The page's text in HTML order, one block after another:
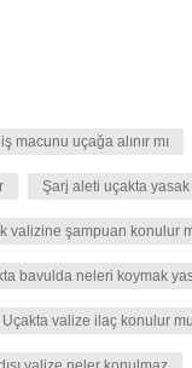
macunu uçağa alınır mı
Şarj aleti uçakta yasak
valizine şampuan konulur
bavulda neleri koymak
Uçakta valize ilaç konulur mu